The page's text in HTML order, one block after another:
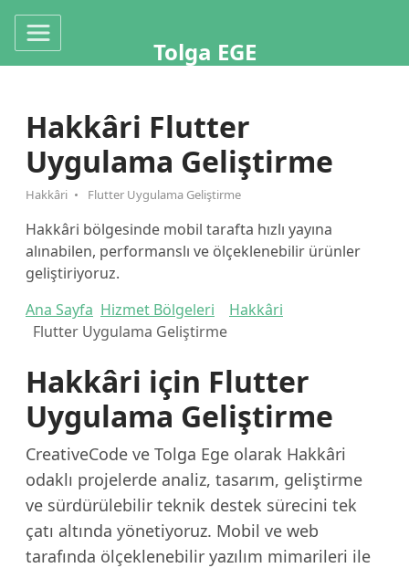
Tolga EGE
Hakkâri Flutter
Uygulama Geliştirme
Hakkâri Flutter Uygulama Geliştirme
Hakkâri bölgesinde mobil tarafta hızlı yayına
alınabilen, performanslı ve ölçeklenebilir ürünler
geliştiriyoruz.
Ana Sayfa Hizmet Bölgeleri
Hakkâri
Flutter Uygulama Geliştirme
Hakkâri için Flutter
Uygulama Geliştirme
CreativeCode ve Tolga Ege olarak Hakkâri
odaklı projelerde analiz, tasarım, geliştirme
ve sürdürülebilir teknik destek sürecini tek
çatı altında yönetiyoruz. Mobil ve web
tarafında ölçeklenebilir yazılım mimarileri ile